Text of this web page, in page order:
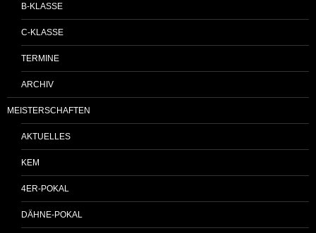
B-KLASSE
C-KLASSE
TERMINE
ARCHIV
MEISTERSCHAFTEN
AKTUELLES
KEM
4ER-POKAL
DÄHNE-POKAL